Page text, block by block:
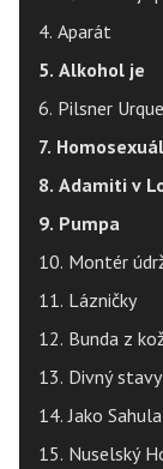
4. Aparát
5. Alkohol je
6. Pilsner
7. Homosexuál
8. Adamiti v
9. Pumpa
10. Montér
11. Lázničky
12. Bunda z
13. Divný stavy
14. Jako Sahula
15. Nuselský